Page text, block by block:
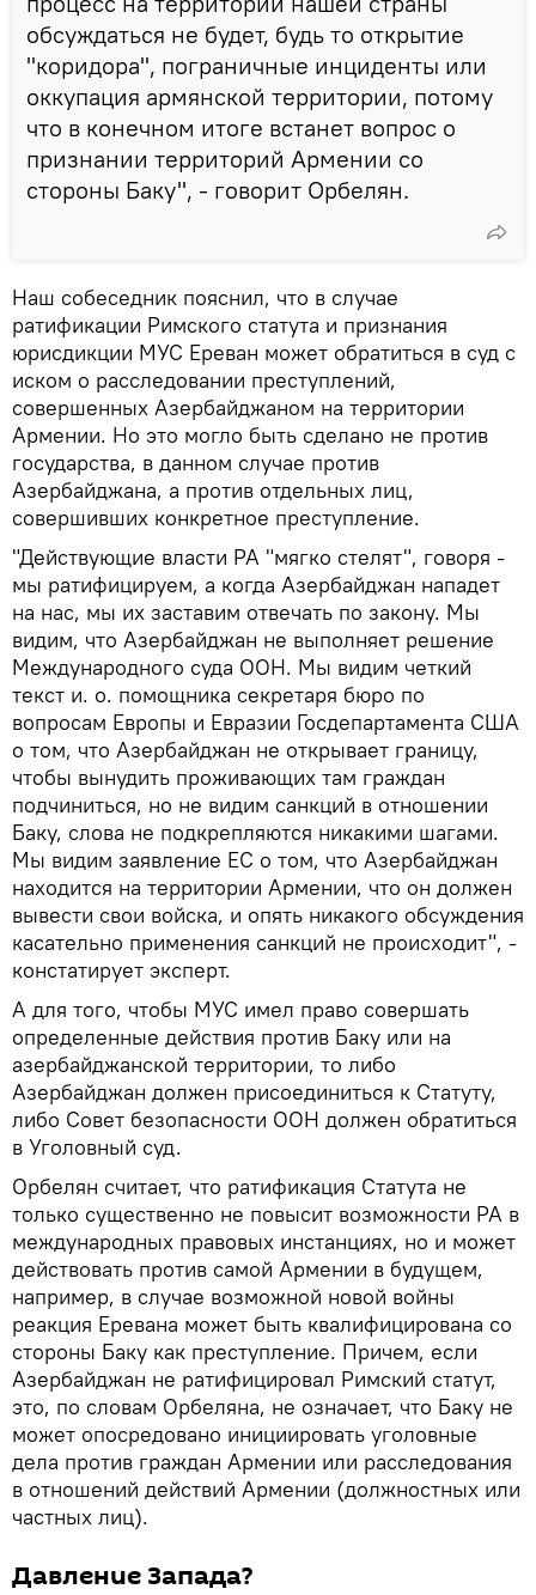
обсуждаться не будет, будь то открытие
"коридора", пограничные инциденты или
оккупация армянской территории, потому
что в конечном итоге встанет вопрос о
признании территорий Армении со
стороны Баку", - говорит Орбелян.
Наш собеседник пояснил, что в случае
ратификации Римского статута и признания
юрисдикции МУС Ереван может обратиться в суд с
иском о расследовании преступлений,
совершенных Азербайджаном на территории
Армении. Но это могло быть сделано не против
государства, в данном случае против
Азербайджана, а против отдельных лиц,
совершивших конкретное преступление.
"Действующие власти РА "мягко стелят", говоря -
мы ратифицируем, а когда Азербайджан нападет
на нас, мы их заставим отвечать по закону. Мы
видим, что Азербайджан не выполняет решение
Международного суда ООН. Мы видим четкий
текст и. о. помощника секретаря бюро по
вопросам Европы и Евразии Госдепартамента США
о том, что Азербайджан не открывает границу,
чтобы вынудить проживающих там граждан
подчиниться, но не видим санкций в отношении
Баку, слова не подкрепляются никакими шагами.
Мы видим заявление ЕС о том, что Азербайджан
находится на территории Армении, что он должен
вывести свои войска, и опять никакого обсуждения
касательно применения санкций не происходит", -
констатирует эксперт.
А для того, чтобы МУС имел право совершать
определенные действия против Баку или на
азербайджанской территории, то либо
Азербайджан должен присоединиться к Статуту,
либо Совет безопасности ООН должен обратиться
в Уголовный суд.
Орбелян считает, что ратификация Статута не
только существенно не повысит возможности РА в
международных правовых инстанциях, но и может
действовать против самой Армении в будущем,
например, в случае возможной новой войны
реакция Еревана может быть квалифицирована со
стороны Баку как преступление. Причем, если
Азербайджан не ратифицировал Римский статут,
это, по словам Орбеляна, не означает, что Баку не
может опосредовано инициировать уголовные
дела против граждан Армении или расследования
в отношений действий Армении (должностных или
частных лиц).
Давление Запада?